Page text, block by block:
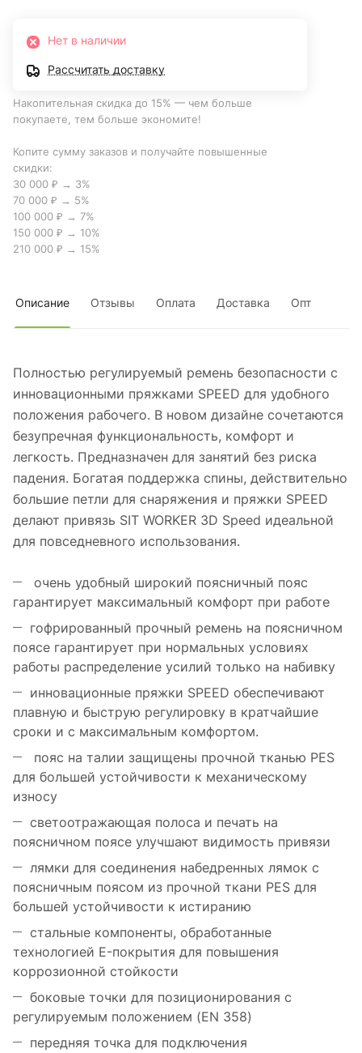
Нет в наличии
Рассчитать доставку
Накопительная скидка до 15% — чем больше
покупаете, тем больше экономите!
Копите сумму заказов и получайте повышенные
скидки:
30 000 ₽ → 3%
70 000 ₽ → 5%
100 000 ₽ → 7%
150 000 ₽ → 10%
210 000 ₽ → 15%
Описание Отзывы Оплата Доставка Опт
Полностью регулируемый ремень безопасности с
инновационными пряжками SPEED для удобного
положения рабочего. В новом дизайне сочетаются
безупречная функциональность, комфорт и
легкость. Предназначен для занятий без риска
падения. Богатая поддержка спины, действительно
большие петли для снаряжения и пряжки SPEED
делают привязь SIT WORKER 3D Speed ​​идеальной
для повседневного использования.
очень удобный широкий поясничный пояс
гарантирует максимальный комфорт при работе
гофрированный прочный ремень на поясничном
поясе гарантирует при нормальных условиях
работы распределение усилий только на набивку
инновационные пряжки SPEED обеспечивают
плавную и быструю регулировку в кратчайшие
сроки и с максимальным комфортом.
пояс на талии защищены прочной тканью PES
для большей устойчивости к механическому
износу
светоотражающая полоса и печать на
поясничном поясе улучшают видимость привязи
лямки для соединения набедренных лямок с
поясничным поясом из прочной ткани PES для
большей устойчивости к истиранию
стальные компоненты, обработанные
технологией E-покрытия для повышения
коррозионной стойкости
боковые точки для позиционирования с
регулируемым положением (EN 358)
передняя точка для подключения